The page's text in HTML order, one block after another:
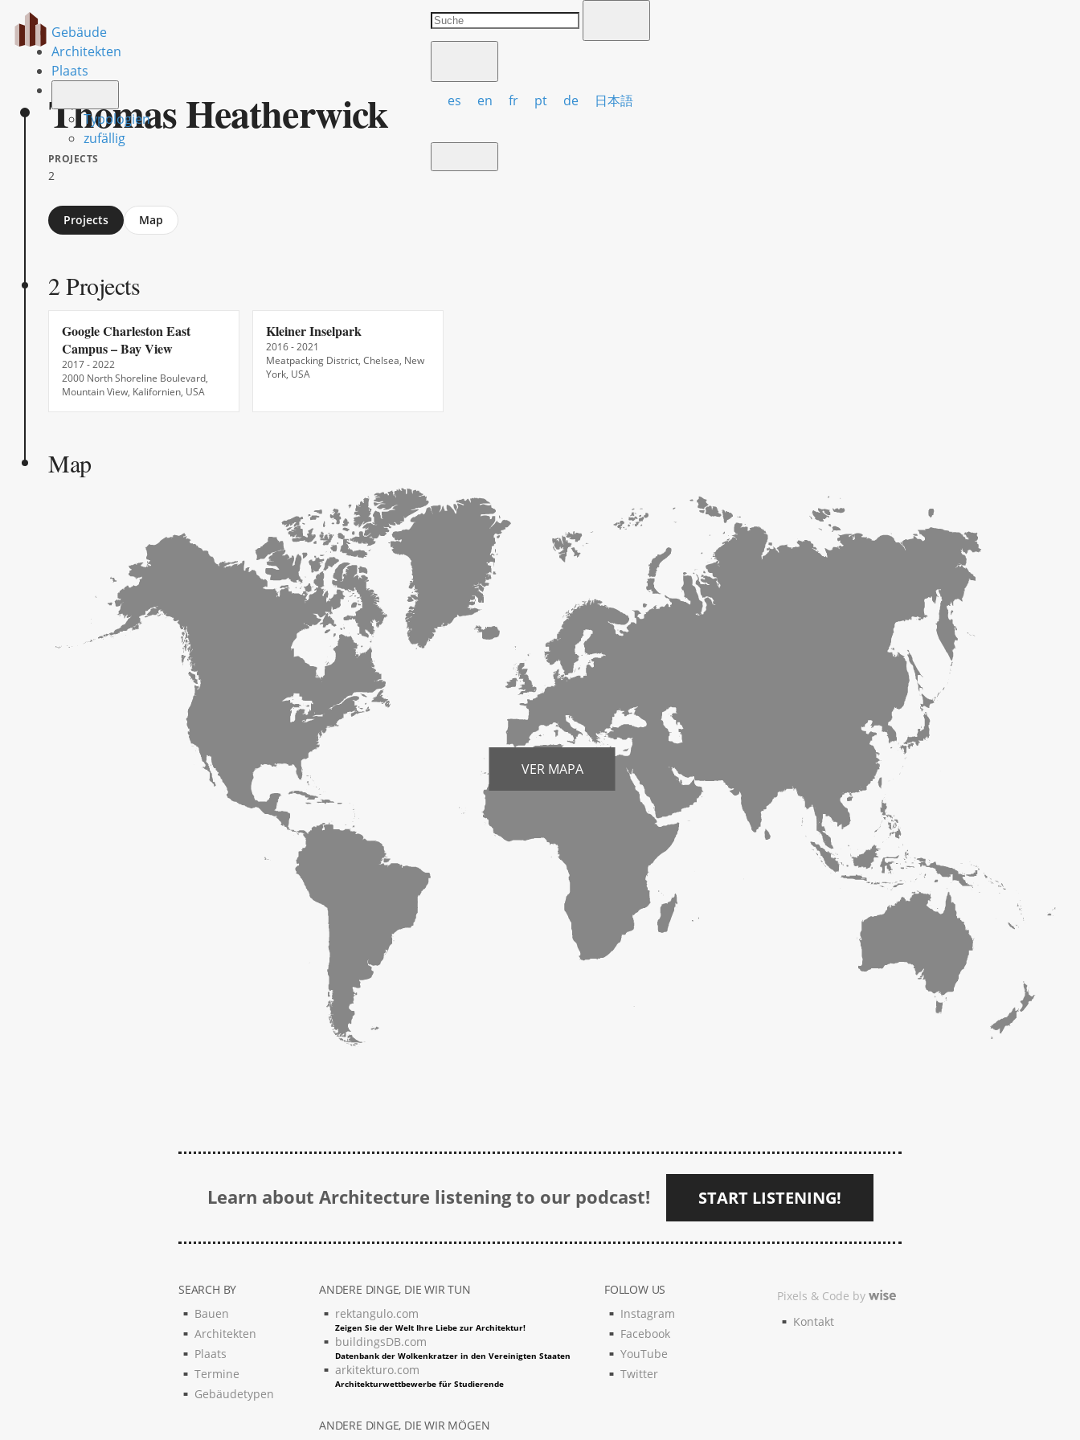
Gebäude
Architekten
Plaats
Typologien
zufällig
es en fr pt de 日本語
Thomas Heatherwick
PROJECTS
2
Jump
to
Projects Map
2 Projects
Google Charleston East
Campus – Bay View
2017 - 2022
2000 North Shoreline Boulevard,
Mountain View, Kalifornien, USA
Kleiner Inselpark
2016 - 2021
Meatpacking District, Chelsea, New
York, USA
Map
VER MAPA
Learn about Architecture listening to our podcast! START LISTENING!
SEARCH BY
Bauen
Architekten
Plaats
Termine
Gebäudetypen
ANDERE DINGE, DIE WIR TUN
rektangulo.com
Zeigen Sie der Welt Ihre Liebe zur Architektur!
buildingsDB.com
Datenbank der Wolkenkratzer in den Vereinigten Staaten
arkitekturo.com
Architekturwettbewerbe für Studierende
ANDERE DINGE, DIE WIR MÖGEN
FOLLOW US
Instagram
Facebook
YouTube
Twitter
Pixels & Code by
Kontakt